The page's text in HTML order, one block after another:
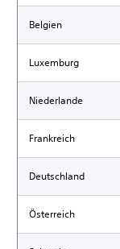
Belgien
Luxemburg
Niederlande
Frankreich
Deutschland
Österreich